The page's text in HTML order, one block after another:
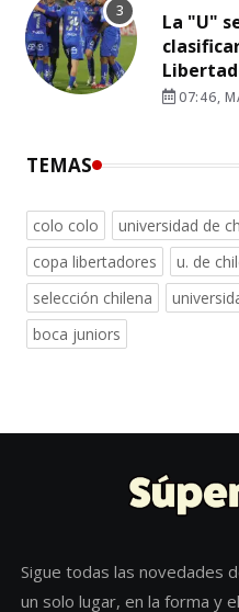
La "U"
07:46,
TEMAS
colo colo universidad de
copa libertadores
u. de
selección chilena
boca juniors
Sigue todas las novedades
un solo lugar, en la forma y